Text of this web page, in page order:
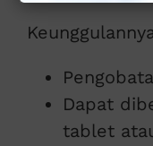
Dapat
tablet